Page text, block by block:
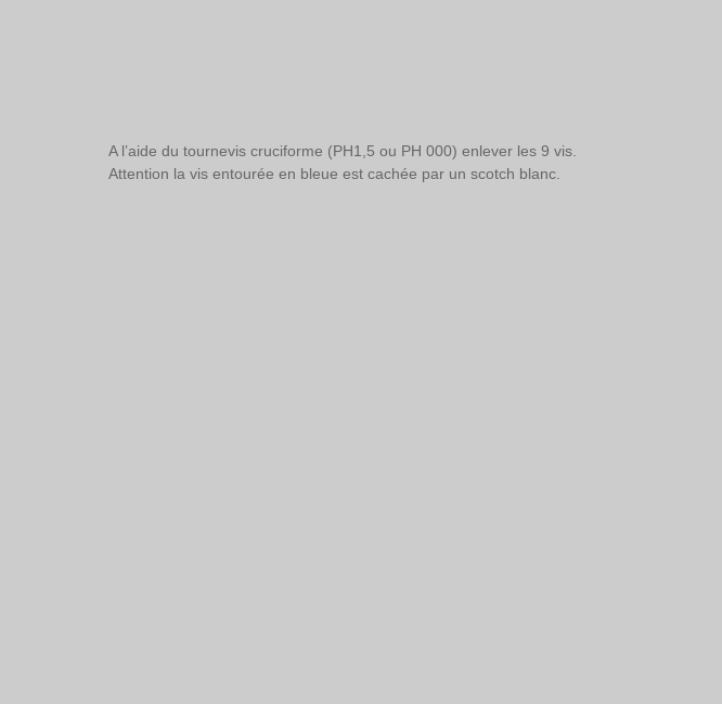
A l’aide du tournevis cruciforme (PH1,5 ou PH 000) enlever les 9 vis.
Attention la vis entourée en bleue est cachée par un scotch blanc.